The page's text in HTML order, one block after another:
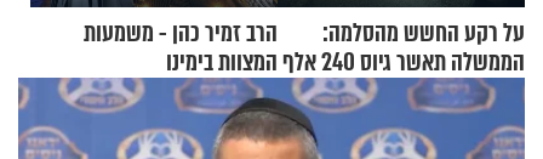
על רקע החשש מהסלמה:
הממשלה תאשר גיוס 240 אלף
אנשי מילואים
הרב זמיר כהן - משמעות
המצוות בימינו